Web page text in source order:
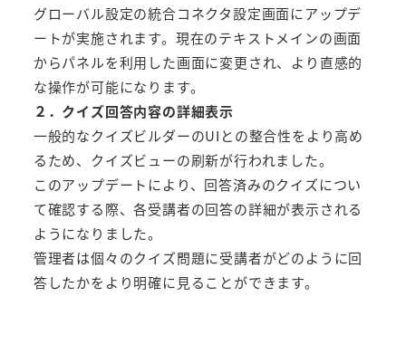
グローバル設定の統合コネクタ設定画面にアップデ
ートが実施されます。現在のテキストメインの画面
からパネルを利用した画面に変更され、より直感的
な操作が可能になります。
２．クイズ回答内容の詳細表示
一般的なクイズビルダーのUIとの整合性をより高め
るため、クイズビューの刷新が行われました。
このアップデートにより、回答済みのクイズについ
て確認する際、各受講者の回答の詳細が表示される
ようになりました。
管理者は個々のクイズ問題に受講者がどのように回
答したかをより明確に見ることができます。